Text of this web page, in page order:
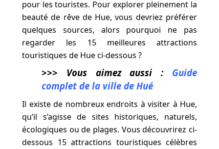
pour les touristes. Pour explorer pleinement la
beauté de rêve de Hue, vous devriez préférer
quelques sources, alors pourquoi ne pas
regarder les 15 meilleures attractions
touristiques de Hue ci-dessous ?
>>> Vous aimez aussi : Guide
complet de la ville de Hué
Il existe de nombreux endroits à visiter à Hue,
qu’il s’agisse de sites historiques, naturels,
écologiques ou de plages. Vous découvrirez ci-
dessous 15 attractions touristiques célèbres